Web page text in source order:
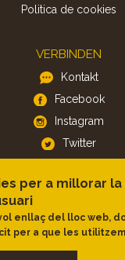
Politica de cookies
VERBINDEN
Kontakt
Facebook
Instagram
Twitter
APP
iOS
Android
per a millorar
enllaç del lloc web,
per a que les